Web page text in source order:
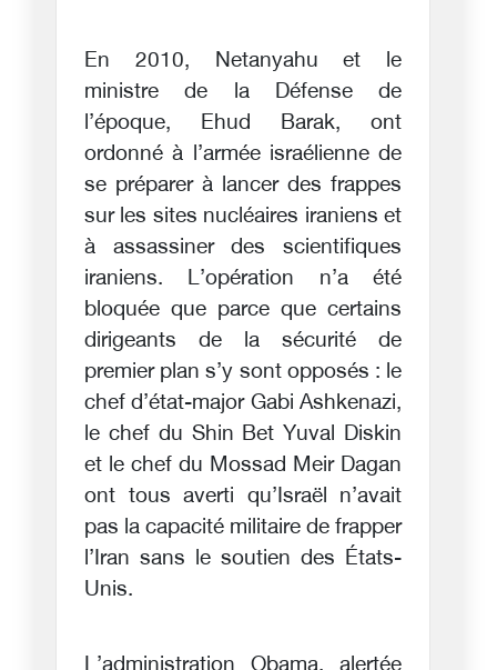
En 2010, Netanyahu et le
ministre de la Défense de
l’époque, Ehud Barak, ont
ordonné à l’armée israélienne de
se préparer à lancer des frappes
sur les sites nucléaires iraniens et
à assassiner des scientifiques
iraniens. L’opération n’a été
bloquée que parce que certains
dirigeants de la sécurité de
premier plan s’y sont opposés : le
chef d’état-major Gabi Ashkenazi,
le chef du Shin Bet Yuval Diskin
et le chef du Mossad Meir Dagan
ont tous averti qu’Israël n’avait
pas la capacité militaire de frapper
l’Iran sans le soutien des États-
Unis.